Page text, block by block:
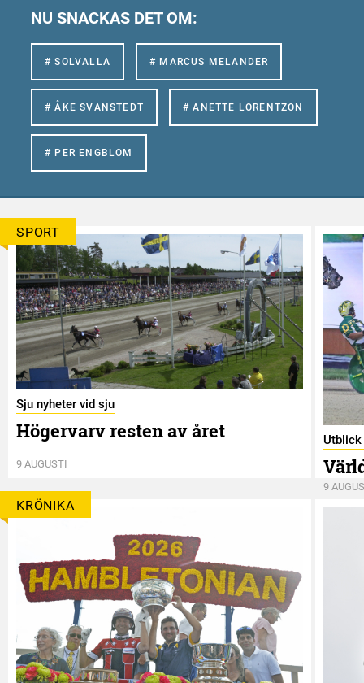
NU SNACKAS DET OM:
# SOLVALLA # MARCUS MELANDER
# ÅKE SVANSTEDT # ANETTE LORENTZON
# PER ENGBLOM
SPORT
Sju nyheter vid sju
Högervarv resten av året
9 AUGUSTI
Utblick
9
KRÖNIKA